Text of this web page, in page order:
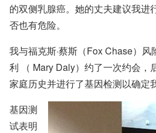
的双侧乳腺癌。她的丈夫建议我进
否也有危险。
我与福克斯·蔡斯（Fox Chase）风
利 （ Mary Daly） 约了一次约会，
家庭历史并进行了基因检测以确定
基因测
试表明